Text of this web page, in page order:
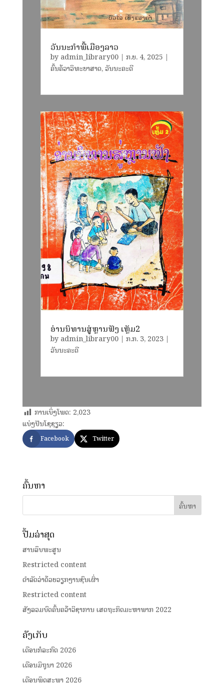
ວັນນະກຳພື້ເມືອງລາວ
by admin_library00| ກ.ຍ. 4, 2025 |
ຄົ້ນຄ້ວາວິທະຍາສາດ,ວັນນະຄະດີ
ອ່ານນິທານສູ່ຫຼານຟັງ ເຫຼັມ2
by admin_library00| ​ກ.ກ. 3, 2023|
ວັນນະຄະດີ
ການເບິ່ງໂພດ: 2,023
ແບ່ງປັນໂຊຊຽວ:
Facebook Twitter
ຄົ້ນຫາ
ປື້ມລ່າສຸດ
ສານລຶບພະສູນ
Restricted content
ດໍາລັດວ່າດ້ວຍວຽກງານຊົນເຜົ່າ
Restricted content
ສັງລວມບົດຄົ້ນຄວ້າວິຊາການ ເສດຖະກິດມະຫາພາກ 2022
ຄັງເກັບ
ເດືອນກໍລະກົດ 2026
ເດືອນມິຖຸນາ 2026
ເດືອນພຶດສະພາ 2026